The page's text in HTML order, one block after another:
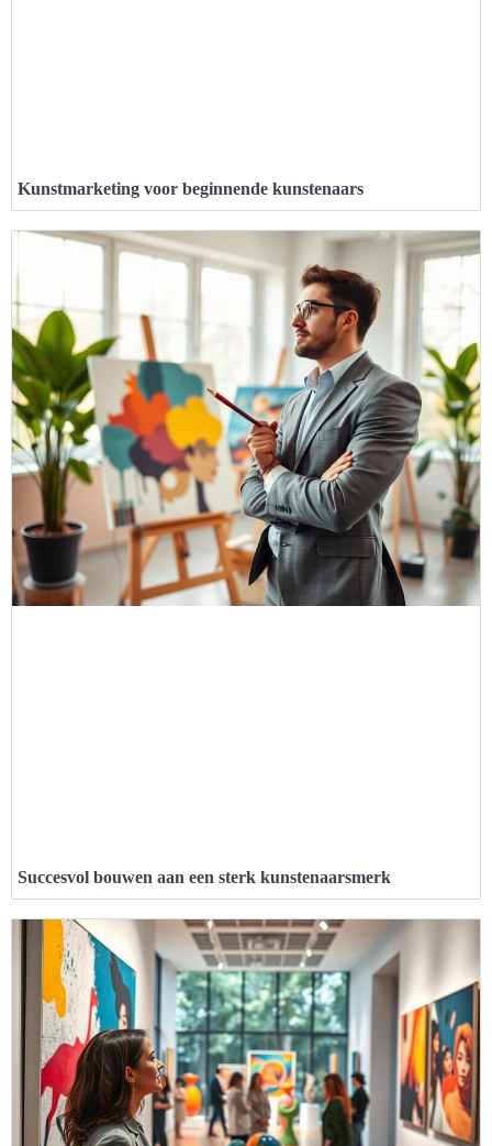
Kunstmarketing voor beginnende kunstenaars
Succesvol bouwen aan een sterk kunstenaarsmerk